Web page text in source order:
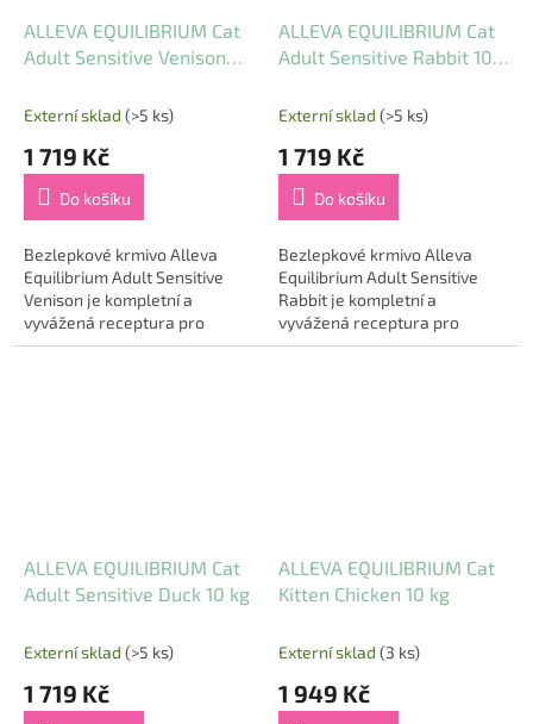
ALLEVA EQUILIBRIUM Cat
Adult Sensitive Venison
Externí sklad (>5 ks)
1 719 Kč
Do košíku
Bezlepkové krmivo Alleva
Equilibrium Adult Sensitive
Venison je kompletní a
vyvážená receptura pro
dospělé kočky včetně jedinců
ALLEVA EQUILIBRIUM Cat
Adult Sensitive Rabbit 10
Externí sklad (>5 ks)
1 719 Kč
Do košíku
Bezlepkové krmivo Alleva
Equilibrium Adult Sensitive
Rabbit je kompletní a
vyvážená receptura pro
dospělé kočky včetně jedinců
ALLEVA EQUILIBRIUM Cat
Adult Sensitive Duck 10 kg
Externí sklad (>5 ks)
1 719 Kč
ALLEVA EQUILIBRIUM Cat
Kitten Chicken 10 kg
Externí sklad (3 ks)
1 949 Kč